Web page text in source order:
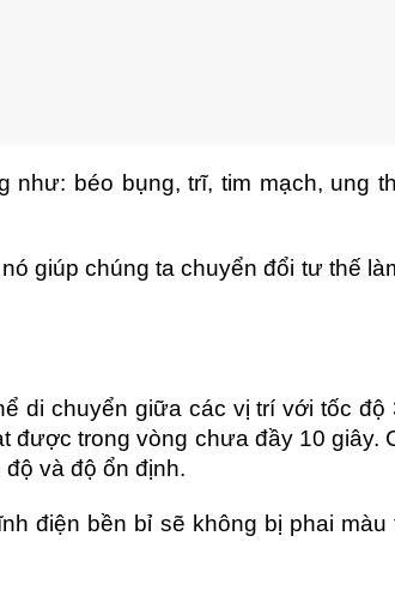
béo bụng, trĩ, tim mạch, ung
giúp chúng ta chuyển đổi tư thế
di chuyển giữa các vị trí với tốc độ
được trong vòng chưa đầy 10 giây.
và độ ổn định.
điện bền bỉ sẽ không bị phai màu